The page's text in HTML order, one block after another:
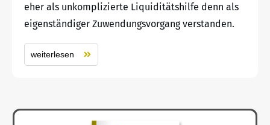
eher als unkomplizierte Liquiditätshilfe denn als
eigenständiger Zuwendungsvorgang verstanden.
weiterlesen